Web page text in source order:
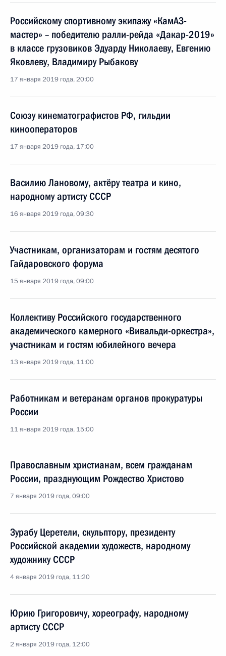
Российскому спортивному экипажу «КамАЗ-
мастер» – победителю ралли-рейда «Дакар-2019»
в классе грузовиков Эдуарду Николаеву, Евгению
Яковлеву, Владимиру Рыбакову
17 января 2019 года, 20:00
Союзу кинематографистов РФ, гильдии
кинооператоров
17 января 2019 года, 17:00
Василию Лановому, актёру театра и кино,
народному артисту СССР
16 января 2019 года, 09:30
Участникам, организаторам и гостям десятого
Гайдаровского форума
15 января 2019 года, 09:00
Коллективу Российского государственного
академического камерного «Вивальди-оркестра»,
участникам и гостям юбилейного вечера
13 января 2019 года, 11:00
Работникам и ветеранам органов прокуратуры
России
11 января 2019 года, 15:00
Православным христианам, всем гражданам
России, празднующим Рождество Христово
7 января 2019 года, 09:00
Зурабу Церетели, скульптору, президенту
Российской академии художеств, народному
художнику СССР
4 января 2019 года, 11:20
Юрию Григоровичу, хореографу, народному
артисту СССР
2 января 2019 года, 12:00